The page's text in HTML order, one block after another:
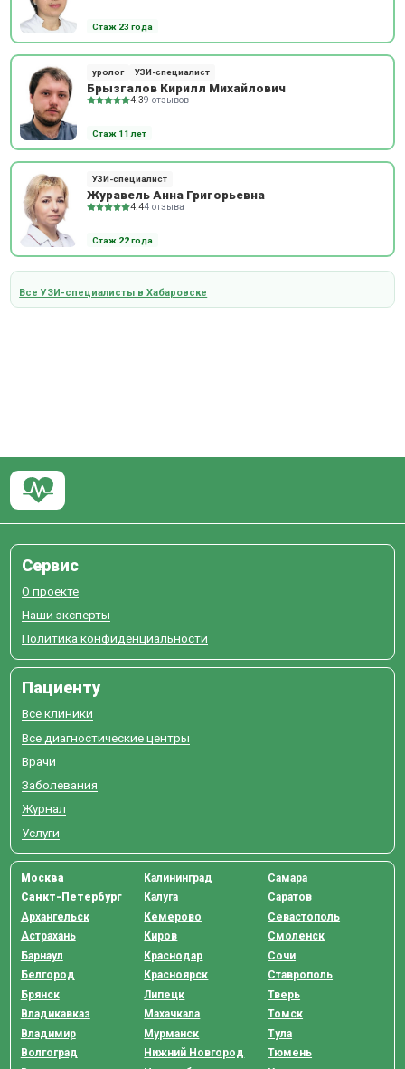
Стаж 23 года
уролог УЗИ-специалист
Брызгалов Кирилл Михайлович
4.39 отзывов
Стаж 11 лет
УЗИ-специалист
Журавель Анна Григорьевна
4.44 отзыва
Стаж 22 года
Все УЗИ-специалисты в Хабаровске
Сервис
О проекте
Наши эксперты
Политика конфиденциальности
Пациенту
Все клиники
Все диагностические центры
Врачи
Заболевания
Журнал
Услуги
Москва
Санкт-Петербург
Архангельск
Астрахань
Барнаул
Белгород
Брянск
Владикавказ
Владимир
Волгоград
Калининград
Калуга
Кемерово
Киров
Краснодар
Красноярск
Липецк
Махачкала
Мурманск
Нижний Новгород
Самара
Саратов
Севастополь
Смоленск
Сочи
Ставрополь
Тверь
Томск
Тула
Тюмень